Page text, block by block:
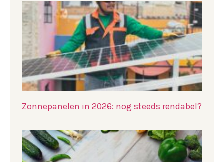
Zonnepanelen in 2026: nog steeds rendabel?